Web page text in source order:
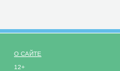
О САЙТЕ
12+